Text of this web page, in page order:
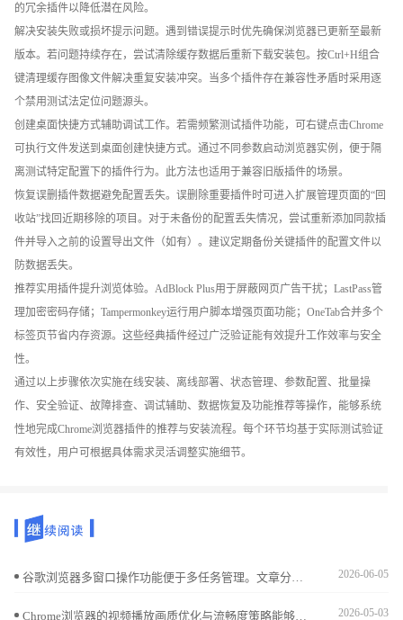
的冗余插件以降低潜在风险。
解决安装失败或损坏提示问题。遇到错误提示时优先确保浏览器已更新至最新
版本。若问题持续存在，尝试清除缓存数据后重新下载安装包。按Ctrl+H组合
键清理缓存图像文件解决重复安装冲突。当多个插件存在兼容性矛盾时采用逐
个禁用测试法定位问题源头。
创建桌面快捷方式辅助调试工作。若需频繁测试插件功能，可右键点击Chrome
可执行文件发送到桌面创建快捷方式。通过不同参数启动浏览器实例，便于隔
离测试特定配置下的插件行为。此方法也适用于兼容旧版插件的场景。
恢复误删插件数据避免配置丢失。误删除重要插件时可进入扩展管理页面的“回
收站”找回近期移除的项目。对于未备份的配置丢失情况，尝试重新添加同款插
件并导入之前的设置导出文件（如有）。建议定期备份关键插件的配置文件以
防数据丢失。
推荐实用插件提升浏览体验。AdBlock Plus用于屏蔽网页广告干扰；LastPass管
理加密密码存储；Tampermonkey运行用户脚本增强页面功能；OneTab合并多个
标签页节省内存资源。这些经典插件经过广泛验证能有效提升工作效率与安全
性。
通过以上步骤依次实施在线安装、离线部署、状态管理、参数配置、批量操
作、安全验证、故障排查、调试辅助、数据恢复及功能推荐等操作，能够系统
性地完成Chrome浏览器插件的推荐与安装流程。每个环节均基于实际测试验证
有效性，用户可根据具体需求灵活调整实施细节。
2026-06-05
2026-05-03